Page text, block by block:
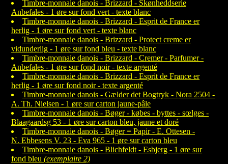
Timbre-monnaie danois - Brizzard - Skønheddserie
Anbefales - 1 øre sur fond vert - texte blanc
Timbre-monnaie danois - Brizzard - Esprit de France er
herlig - 1 øre sur fond vert - texte blanc
Timbre-monnaie danois - Brizzard - Protect creme er
vidunderlig - 1 øre sur fond bleu - texte blanc
Timbre-monnaie danois - Brizzard - Cremer - Parfumer -
Anbefales - 1 øre sur fond noir - texte argenté
Timbre-monnaie danois - Brizzard - Esprit de France er
herlig - 1 øre sur fond noir - texte argenté
Timbre-monnaie danois - Gælder det Bogtryk - Nora 2504 -
A. Th. Nielsen - 1 øre sur carton jaune-pâle
Timbre-monnaie danois - Bøger - købes - byttes - sœlges -
Blaagaardsg 53 - 1 øre sur carton bleu, jaune et doré
Timbre-monnaie danois - Bøger = Papir - E. Ottesen -
N. Ebbesens V. 23 - Eva 965 - 1 øre sur carton bleu
Timbre-monnaie danois - Blichfeldt - Esbjerg - 1 øre sur
fond bleu (exemplaire 2)